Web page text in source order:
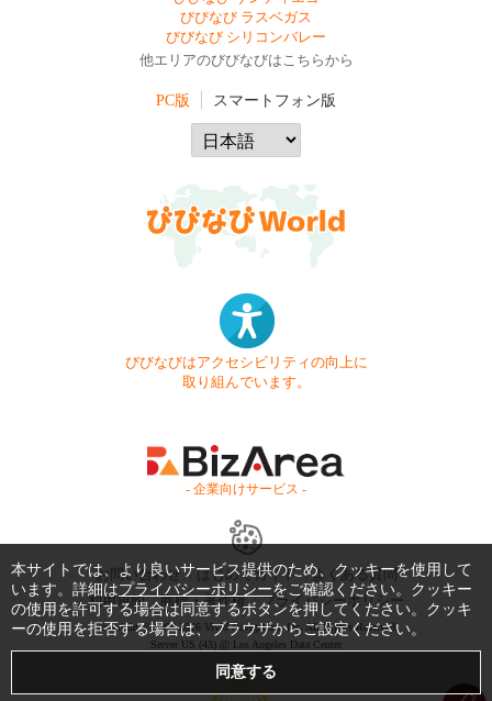
びびなび ラスベガス
びびなび シリコンバレー
他エリアのびびなびはこちらから
PC版 スマートフォン版
びびなびはアクセシビリティの向上に
取り組んでいます。
- 企業向けサービス -
お問い合わせ はじめてガイド
よくある質問
利用規約
商標・著作権 プライバシーポリシー
Copyright © 1999-2026 Vivid Navigation, Inc. All Rights Reserved.
Server US (43) @ Los Angeles Data Center
本サイトでは、より良いサービス提供のため、クッキーを使用して
います。詳細はプライバシーポリシーをご確認ください。クッキー
の使用を許可する場合は同意するボタンを押してください。クッキ
ーの使用を拒否する場合は、ブラウザからご設定ください。